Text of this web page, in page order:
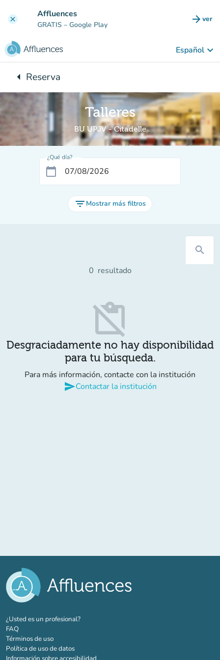
clear Affluences
GRATIS – Google Play arrow_forward ver
Español keyboard_arrow_down
arrow_leftVuelta:
Reserva
Talleres
BU UPJV - Citadelle
¿Qué día?
calendar_today
filter_list Mostrar más filtros
search
0 resultado
content_paste_off
Desgraciadamente no hay disponibilidad
para tu búsqueda.
Para más información, contacte con la institución
sendContactar la institución
¿Usted es un profesional?(nueva pestaña)
FAQ
Términos de uso
Política de uso de datos